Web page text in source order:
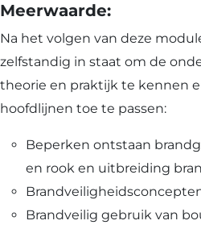
Meerwaarde:
Na het volgen van deze
zelfstandig in staat om de
theorie en praktijk te kennen
hoofdlijnen toe te passen:
Beperken ontstaan
en rook en uitbreiding
Brandveilig gebruik van